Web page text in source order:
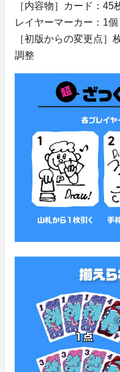
［内容物］カード：
レイヤーマーカー：1個
［初版からの変更点］
調整